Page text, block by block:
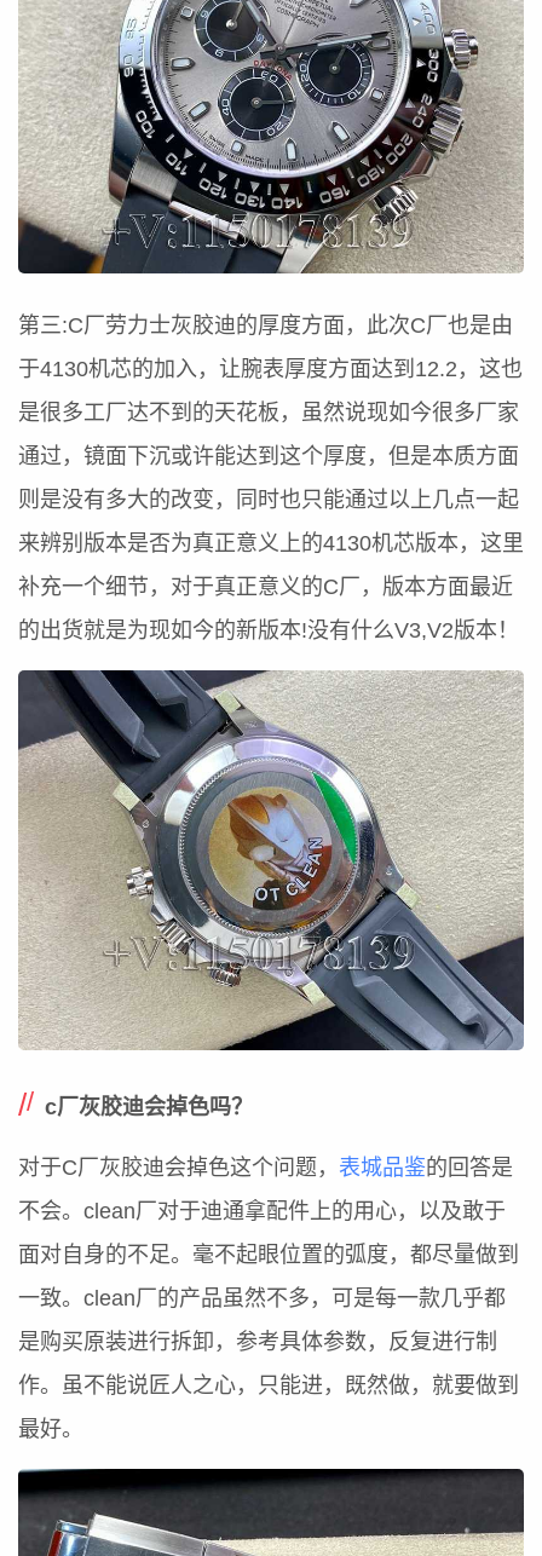
第三:C厂劳力士灰胶迪的厚度方面，此次C厂也是由
于4130机芯的加入，让腕表厚度方面达到12.2，这也
是很多工厂达不到的天花板，虽然说现如今很多厂家
通过，镜面下沉或许能达到这个厚度，但是本质方面
则是没有多大的改变，同时也只能通过以上几点一起
来辨别版本是否为真正意义上的4130机芯版本，这里
补充一个细节，对于真正意义的C厂，版本方面最近
的出货就是为现如今的新版本!没有什么V3,V2版本！
c厂灰胶迪会掉色吗？
对于C厂灰胶迪会掉色这个问题， 表城品鉴的回答是
不会。clean厂对于迪通拿配件上的用心，以及敢于
面对自身的不足。毫不起眼位置的弧度，都尽量做到
一致。clean厂的产品虽然不多，可是每一款几乎都
是购买原装进行拆卸，参考具体参数，反复进行制
作。虽不能说匠人之心，只能进，既然做，就要做到
最好。